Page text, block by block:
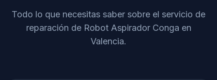
Todo lo que necesitas saber sobre el servicio de
reparación de Robot Aspirador Conga en
Valencia.